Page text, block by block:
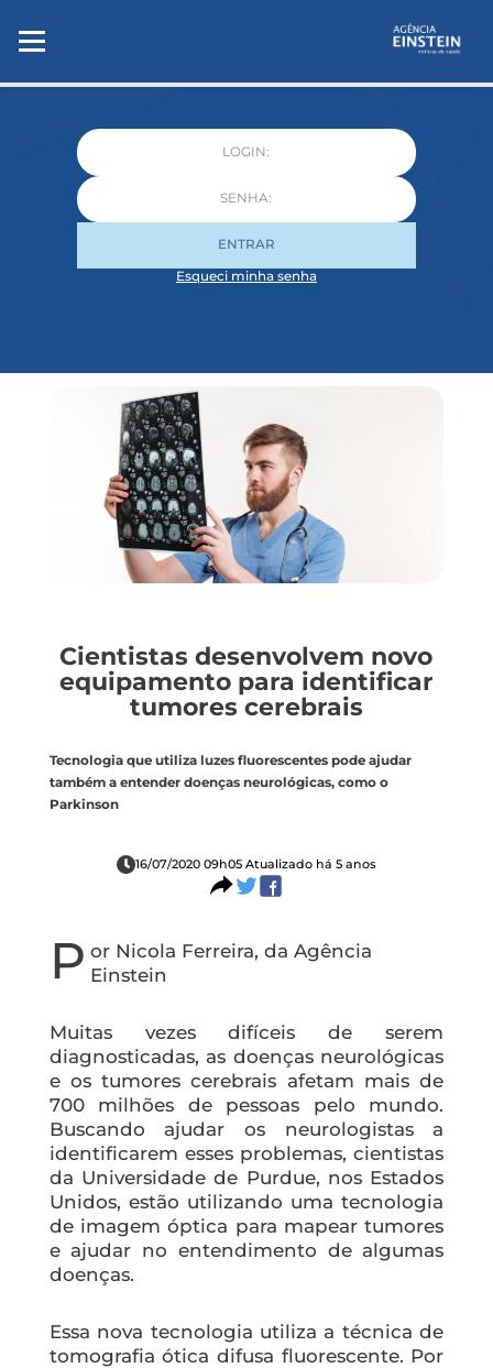
ENTRAR
Esqueci minha senha
Cientistas desenvolvem novo
equipamento para identificar
tumores cerebrais
Tecnologia que utiliza luzes fluorescentes pode ajudar
também a entender doenças neurológicas, como o
Parkinson
16/07/2020 09h05 Atualizado há 5 anos
P or Nicola Ferreira, da Agência
Einstein
Muitas vezes difíceis de serem
diagnosticadas, as doenças neurológicas
e os tumores cerebrais afetam mais de
700 milhões de pessoas pelo mundo.
Buscando ajudar os neurologistas a
identificarem esses problemas, cientistas
da Universidade de Purdue, nos Estados
Unidos, estão utilizando uma tecnologia
de imagem óptica para mapear tumores
e ajudar no entendimento de algumas
doenças.
Essa nova tecnologia utiliza a técnica de
tomografia ótica difusa fluorescente. Por